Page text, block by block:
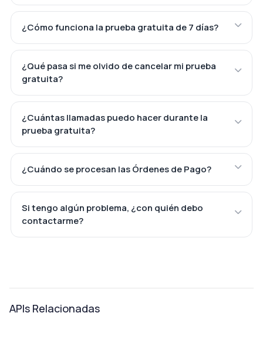
¿Cómo funciona la prueba gratuita de 7 días?
¿Qué pasa si me olvido de cancelar mi prueba
gratuita?
¿Cuántas llamadas puedo hacer durante la
prueba gratuita?
¿Cuándo se procesan las Órdenes de Pago?
Si tengo algún problema, ¿con quién debo
contactarme?
APIs Relacionadas